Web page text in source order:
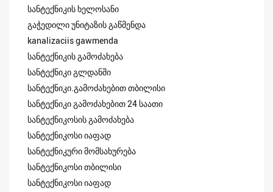
სანტექნიკის ხელოსანი
გაჭედილი უნიტაზის გაწმენდა
kanalizaciis gawmenda
სანტექნიკის გამოძახება
სანტექნიკი გლდანში
სანტექნიკი.გამოძახებით თბილისი
სანტექნიკი გამოძახებით 24 საათი
სანტექნიკოსის გამოძახება
სანტექნიკოსი იაფად
სანტექნიკური მომსახურება
სანტექნიკოსი თბილისი
სანტექნიკოსი იაფად